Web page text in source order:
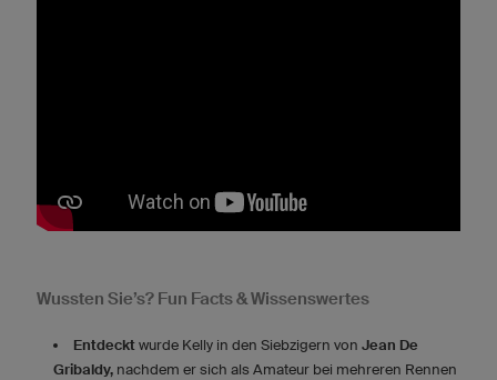
Wussten Sie’s? Fun Facts & Wissenswertes
Entdeckt wurde Kelly in den Siebzigern von Jean De
Gribaldy, nachdem er sich als Amateur bei mehreren Rennen